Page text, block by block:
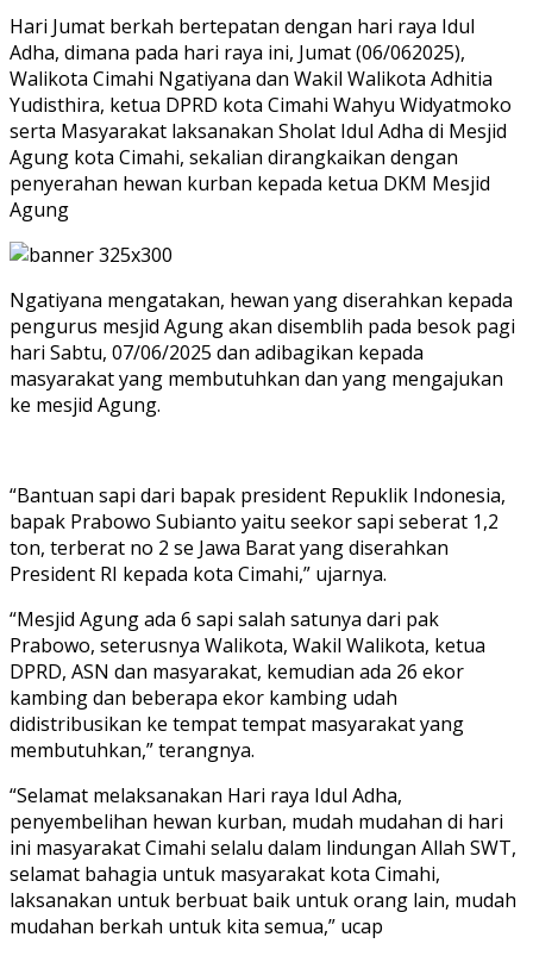
Hari Jumat berkah bertepatan dengan hari raya Idul
Adha, dimana pada hari raya ini, Jumat (06/062025),
Walikota Cimahi Ngatiyana dan Wakil Walikota Adhitia
Yudisthira, ketua DPRD kota Cimahi Wahyu Widyatmoko
serta Masyarakat laksanakan Sholat Idul Adha di Mesjid
Agung kota Cimahi, sekalian dirangkaikan dengan
penyerahan hewan kurban kepada ketua DKM Mesjid
Agung
Ngatiyana mengatakan, hewan yang diserahkan kepada
pengurus mesjid Agung akan disemblih pada besok pagi
hari Sabtu, 07/06/2025 dan adibagikan kepada
masyarakat yang membutuhkan dan yang mengajukan
ke mesjid Agung.
“Bantuan sapi dari bapak president Repuklik Indonesia,
bapak Prabowo Subianto yaitu seekor sapi seberat 1,2
ton, terberat no 2 se Jawa Barat yang diserahkan
President RI kepada kota Cimahi,” ujarnya.
“Mesjid Agung ada 6 sapi salah satunya dari pak
Prabowo, seterusnya Walikota, Wakil Walikota, ketua
DPRD, ASN dan masyarakat, kemudian ada 26 ekor
kambing dan beberapa ekor kambing udah
didistribusikan ke tempat tempat masyarakat yang
membutuhkan,” terangnya.
“Selamat melaksanakan Hari raya Idul Adha,
penyembelihan hewan kurban, mudah mudahan di hari
ini masyarakat Cimahi selalu dalam lindungan Allah SWT,
selamat bahagia untuk masyarakat kota Cimahi,
laksanakan untuk berbuat baik untuk orang lain, mudah
mudahan berkah untuk kita semua,” ucap